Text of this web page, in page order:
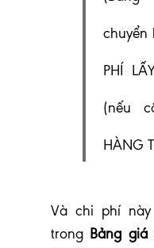
chuyển
PHÍ
(nếu
HÀNG
Và chi phí
trong Bảng